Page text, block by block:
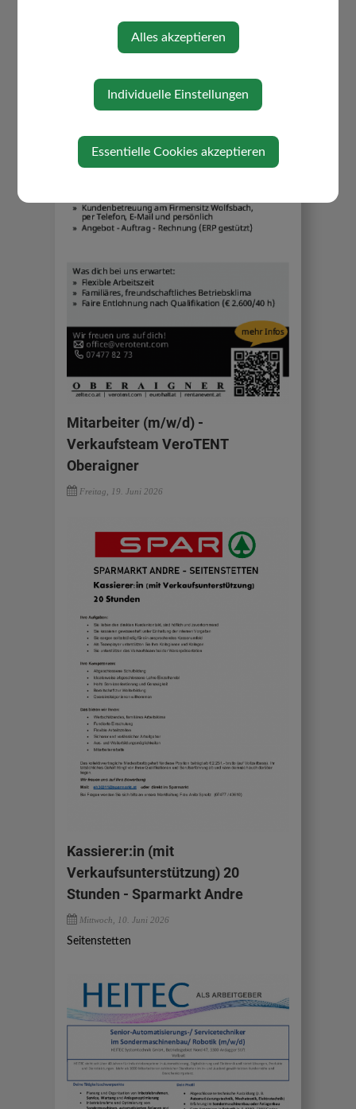
Freizeitpädagoge (m/w/d) -
Volksschule Biberbach
Mitarbeiter (m/w/d) -
Verkaufsteam VeroTENT
Oberaigner
Freitag, 19. Juni 2026
Kassierer:in (mit
Verkaufsunterstützung) 20
Stunden - Sparmarkt Andre
Mittwoch, 10. Juni 2026
Seitenstetten
Alles akzeptieren
Individuelle Einstellungen
Essentielle Cookies akzeptieren